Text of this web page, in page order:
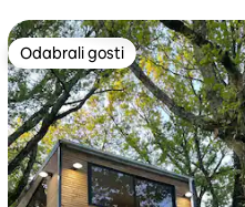
gosti”
Odabrali gosti
Odabrali gosti